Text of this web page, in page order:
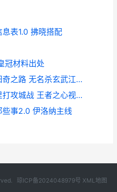
表1.0 拂晓搭配
冠材料出处
无名江湖从零开始的新阳奇之路 无名杀玄武江湖下载
王者之心聊聊王者之心里打攻城战 王者之心视频解说
事2.0 伊洛纳主线
琼ICP备2024048979号 XML地图